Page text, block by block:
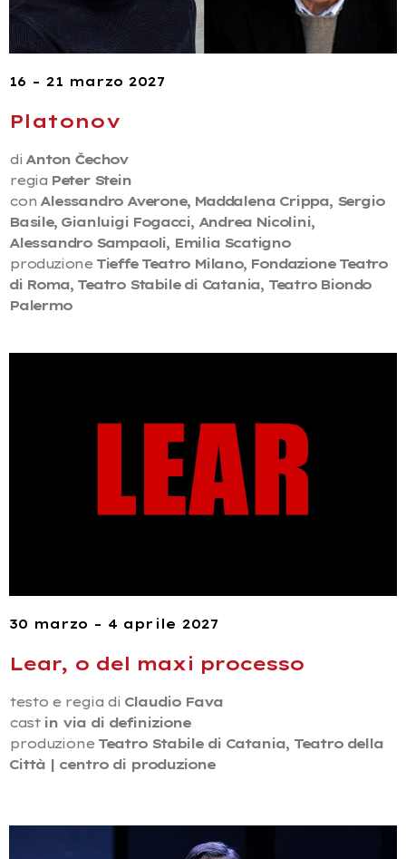
16 – 21 marzo 2027
Platonov
di Anton Čechov
regia Peter Stein
con Alessandro Averone, Maddalena Crippa, Sergio
Basile, Gianluigi Fogacci, Andrea Nicolini,
Alessandro Sampaoli, Emilia Scatigno
produzione Tieffe Teatro Milano, Fondazione Teatro
di Roma, Teatro Stabile di Catania, Teatro Biondo
Palermo
30 marzo – 4 aprile 2027
Lear, o del maxi processo
testo e regia di Claudio Fava
cast in via di definizione
produzione Teatro Stabile di Catania, Teatro della
Città | centro di produzione